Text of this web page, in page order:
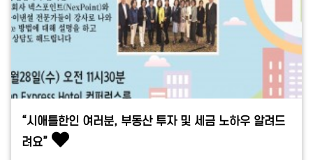
“시애틀한인 여러분, 부동산 투자 및 세금 노하우 알려드
려요”